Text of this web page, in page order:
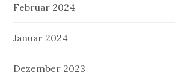
Februar 2024
Januar 2024
Dezember 2023